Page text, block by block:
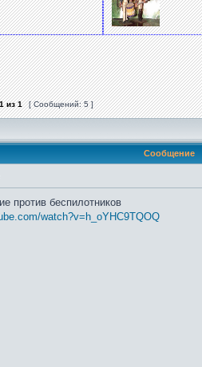
1из1 [ Сообщений: 5 ]
Сообщение
против беспилотников
watch?v=h_oYHC9TQOQ